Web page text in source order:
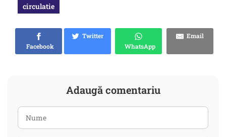
circulatie
Facebook
Twitter
WhatsApp
Email
Adaugă comentariu